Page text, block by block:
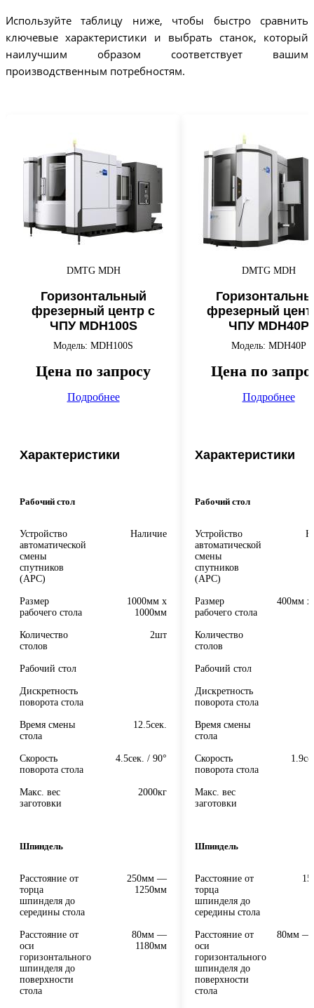
Используйте таблицу ниже, чтобы быстро сравнить
ключевые характеристики и выбрать станок, который
наилучшим образом соответствует вашим
производственным потребностям.
DMTG MDH
Горизонтальный
фрезерный центр с
ЧПУ MDH100S
Модель: MDH100S
Цена по запросу
Подробнее
Характеристики
Рабочий стол
Устройство
автоматической
смены
спутников
(APC)
Наличие
Размер
рабочего стола
1000мм x
1000мм
Количество
столов
2шт
Рабочий стол
Дискретность
поворота стола
Время смены
стола
12.5сек.
Скорость
поворота стола
4.5сек. / 90°
Макс. вес
заготовки
2000кг
Шпиндель
Расстояние от
торца
шпинделя до
середины стола
250мм —
1250мм
Расстояние от
оси
горизонтального
шпинделя до
поверхности
стола
80мм —
1180мм
DMTG MDH
фрезерный
ЧПУ MDH40P
Модель: MDH40P
Цена по
Подробнее
Характеристики
Рабочий стол
Устройство
автоматической
смены
спутников
(APC)
Размер
рабочего стола
400мм
Количество
столов
Рабочий стол
Дискретность
поворота стола
Время смены
стола
Скорость
поворота стола
Макс. вес
заготовки
Шпиндель
Расстояние от
торца
шпинделя до
середины стола
Расстояние от
оси
горизонтального
шпинделя до
поверхности
стола
80мм —